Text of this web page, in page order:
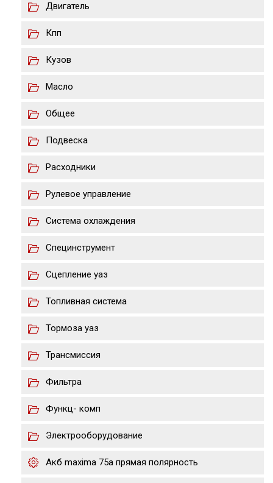
Двигатель
Кпп
Кузов
Масло
Общее
Подвеска
Расходники
Рулевое управление
Система охлаждения
Специнструмент
Сцепление уаз
Топливная система
Тормоза уаз
Трансмиссия
Фильтра
Функц- комп
Электрооборудование
Акб maxima 75a прямая полярность